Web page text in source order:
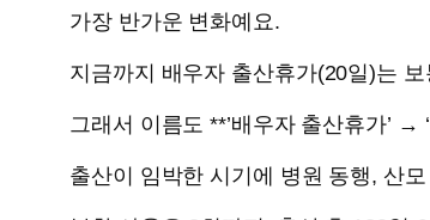
가장 반가운 변화예요.
지금까지 배우자 출산휴가(20일)는
그래서 이름도 **’배우자 출산휴가’ →
출산이 임박한 시기에 병원 동행, 산